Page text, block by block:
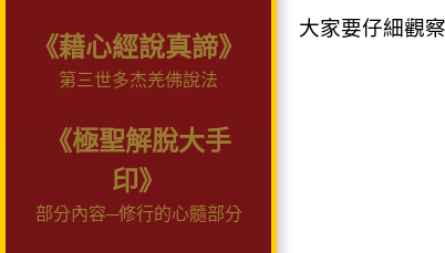
《藉心經說真諦》
第三世多杰羌佛說法
《極聖解脫大手
印》
部分內容─修行的心髓部分
大家要仔細觀